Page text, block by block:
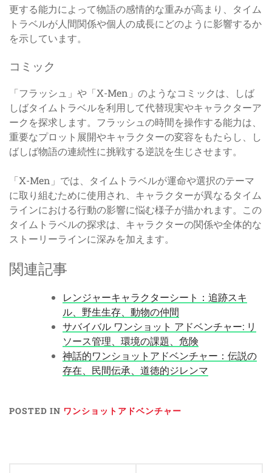
更する能力によって物語の感情的な重みが高まり、タイム
トラベルが人間関係や個人の成長にどのように影響するか
を示しています。
コミック
「フラッシュ」や「X-Men」のようなコミックは、しば
しばタイムトラベルを利用して代替現実やキャラクターア
ークを探求します。フラッシュの時間を操作する能力は、
重要なプロット展開やキャラクターの変容をもたらし、し
ばしば物語の連続性に挑戦する逆説を生じさせます。
「X-Men」では、タイムトラベルが運命や選択のテーマ
に取り組むために使用され、キャラクターが異なるタイム
ラインにおける行動の影響に悩む様子が描かれます。この
タイムトラベルの探求は、キャラクターの関係や全体的な
ストーリーラインに深みを加えます。
関連記事
レンジャーキャラクターシート：追跡スキ
ル、野生生存、動物の仲間
サバイバル ワンショット アドベンチャー: リ
ソース管理、環境の課題、危険
神話的ワンショットアドベンチャー：伝説の
存在、民間伝承、道徳的ジレンマ
POSTED IN ワンショットアドベンチャー